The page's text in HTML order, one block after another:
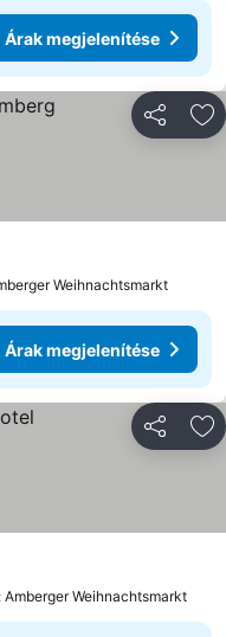
Árak megjelenítése
Weihnachtsmarkt
Árak megjelenítése
Weihnachtsmarkt